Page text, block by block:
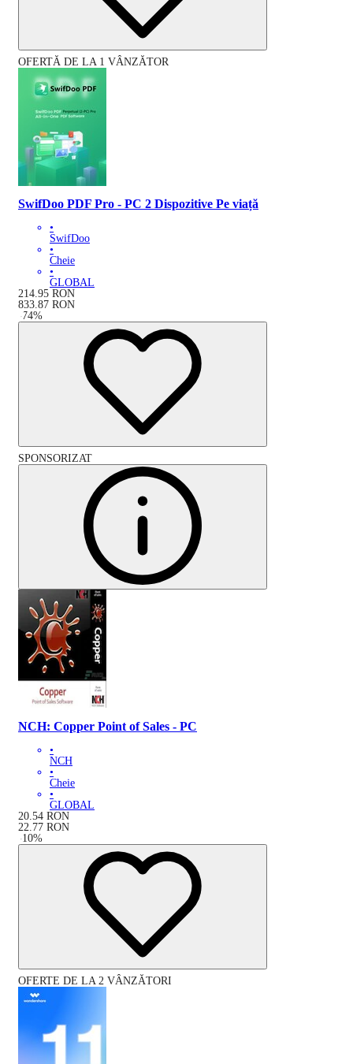
OFERTĂ DE LA 1 VÂNZĂTOR
SwifDoo PDF Pro - PC 2 Dispozitive Pe viață
•
SwifDoo
•
Cheie
•
GLOBAL
214.95 RON
833.87 RON
-74%
SPONSORIZAT
NCH: Copper Point of Sales - PC
•
NCH
•
Cheie
•
GLOBAL
20.54 RON
22.77 RON
-10%
OFERTE DE LA 2 VÂNZĂTORI